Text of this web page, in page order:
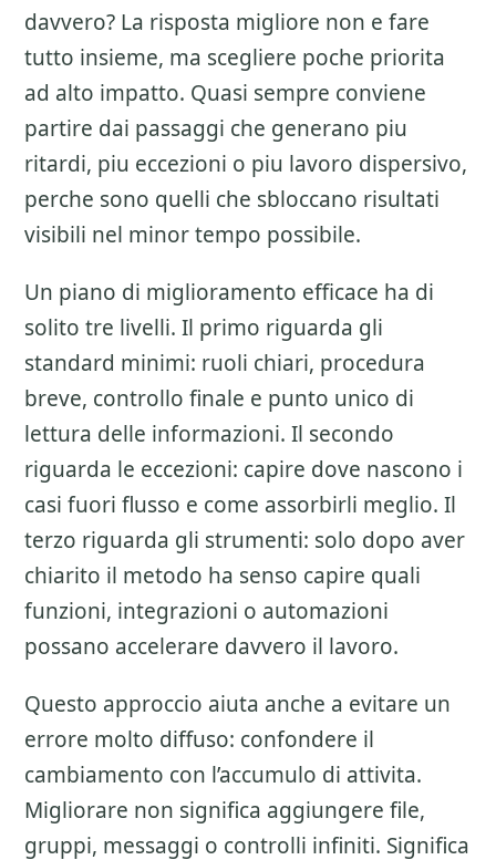
davvero? La risposta migliore non e fare
tutto insieme, ma scegliere poche priorita
ad alto impatto. Quasi sempre conviene
partire dai passaggi che generano piu
ritardi, piu eccezioni o piu lavoro dispersivo,
perche sono quelli che sbloccano risultati
visibili nel minor tempo possibile.
Un piano di miglioramento efficace ha di
solito tre livelli. Il primo riguarda gli
standard minimi: ruoli chiari, procedura
breve, controllo finale e punto unico di
lettura delle informazioni. Il secondo
riguarda le eccezioni: capire dove nascono i
casi fuori flusso e come assorbirli meglio. Il
terzo riguarda gli strumenti: solo dopo aver
chiarito il metodo ha senso capire quali
funzioni, integrazioni o automazioni
possano accelerare davvero il lavoro.
Questo approccio aiuta anche a evitare un
errore molto diffuso: confondere il
cambiamento con l’accumulo di attivita.
Migliorare non significa aggiungere file,
gruppi, messaggi o controlli infiniti. Significa